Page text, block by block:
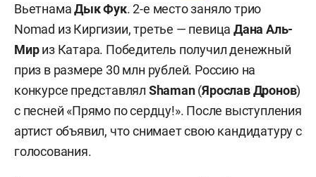
ВьетнамаДык Фук. 2-е место заняло трио
Nomad из Киргизии, третье — певица Дана Аль-
Мириз Катара. Победитель получил денежный
приз в размере 30 млн рублей. Россию на
конкурсе представлял Shaman(Ярослав Дронов)
с песней «Прямо по сердцу!». После выступления
артист объявил, что снимает свою кандидатуру с
голосования.